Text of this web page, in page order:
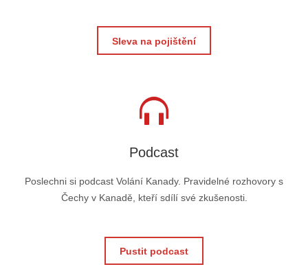
Sleva na pojištění
Podcast
Poslechni si podcast Volání Kanady. Pravidelné rozhovory s
Čechy v Kanadě, kteří sdílí své zkušenosti.
Pustit podcast